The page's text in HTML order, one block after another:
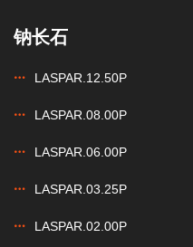
钠长石
LASPAR.12.50P
LASPAR.08.00P
LASPAR.06.00P
LASPAR.03.25P
LASPAR.02.00P